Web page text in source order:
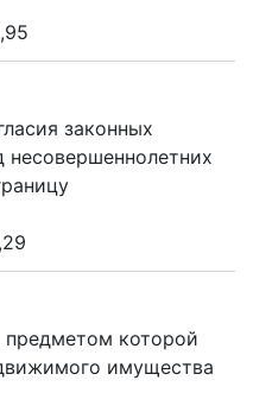
законных
несовершеннолетних
предметом которой
имущества